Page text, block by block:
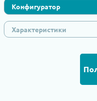
Конфигуратор
Характеристики